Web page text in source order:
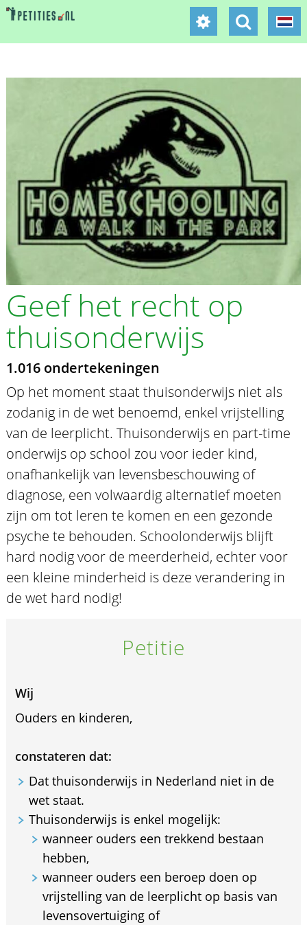
Geef het recht op
thuisonderwijs
1.016 ondertekeningen
Op het moment staat thuisonderwijs niet als
zodanig in de wet benoemd, enkel vrijstelling
van de leerplicht. Thuisonderwijs en part-time
onderwijs op school zou voor ieder kind,
onafhankelijk van levensbeschouwing of
diagnose, een volwaardig alternatief moeten
zijn om tot leren te komen en een gezonde
psyche te behouden. Schoolonderwijs blijft
hard nodig voor de meerderheid, echter voor
een kleine minderheid is deze verandering in
de wet hard nodig!
Petitie
Wij
Ouders en kinderen,
constateren dat:
Dat thuisonderwijs in Nederland niet in de
wet staat.
Thuisonderwijs is enkel mogelijk:
wanneer ouders een trekkend bestaan
hebben,
wanneer ouders een beroep doen op
vrijstelling van de leerplicht op basis van
levensovertuiging of